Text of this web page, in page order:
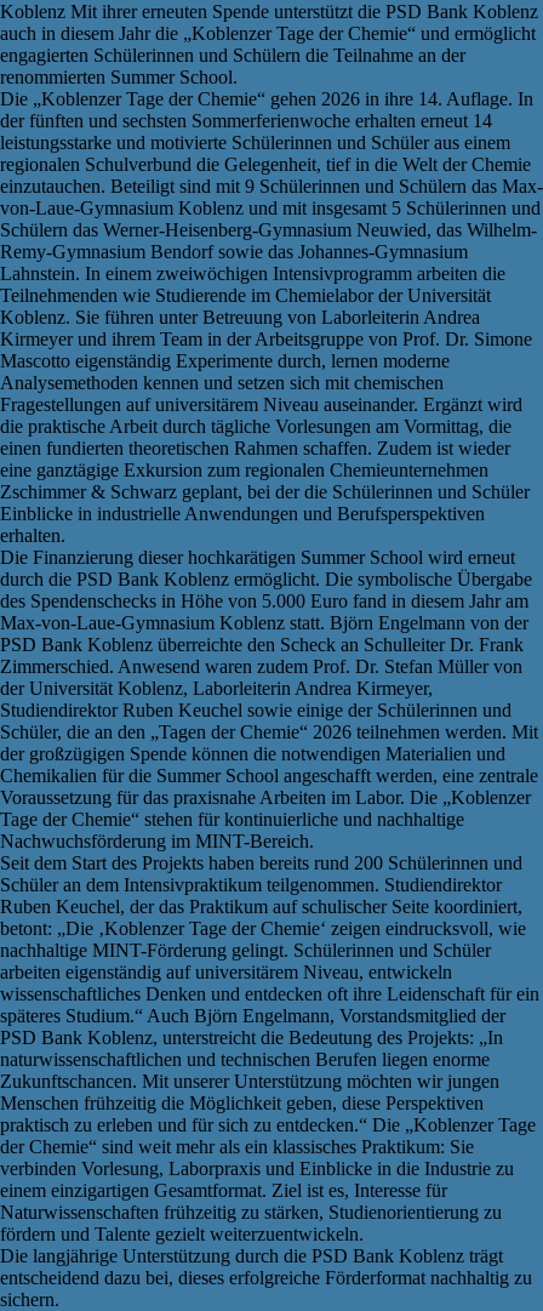
Koblenz Mit ihrer erneuten Spende unterstützt die PSD Bank Koblenz
auch in diesem Jahr die „Koblenzer Tage der Chemie“ und ermöglicht
engagierten Schülerinnen und Schülern die Teilnahme an der
renommierten Summer School.
Die „Koblenzer Tage der Chemie“ gehen 2026 in ihre 14. Auflage. In
der fünften und sechsten Sommerferienwoche erhalten erneut 14
leistungsstarke und motivierte Schülerinnen und Schüler aus einem
regionalen Schulverbund die Gelegenheit, tief in die Welt der Chemie
einzutauchen. Beteiligt sind mit 9 Schülerinnen und Schülern das Max-
von-Laue-Gymnasium Koblenz und mit insgesamt 5 Schülerinnen und
Schülern das Werner-Heisenberg-Gymnasium Neuwied, das Wilhelm-
Remy-Gymnasium Bendorf sowie das Johannes-Gymnasium
Lahnstein. In einem zweiwöchigen Intensivprogramm arbeiten die
Teilnehmenden wie Studierende im Chemielabor der Universität
Koblenz. Sie führen unter Betreuung von Laborleiterin Andrea
Kirmeyer und ihrem Team in der Arbeitsgruppe von Prof. Dr. Simone
Mascotto eigenständig Experimente durch, lernen moderne
Analysemethoden kennen und setzen sich mit chemischen
Fragestellungen auf universitärem Niveau auseinander. Ergänzt wird
die praktische Arbeit durch tägliche Vorlesungen am Vormittag, die
einen fundierten theoretischen Rahmen schaffen. Zudem ist wieder
eine ganztägige Exkursion zum regionalen Chemieunternehmen
Zschimmer & Schwarz geplant, bei der die Schülerinnen und Schüler
Einblicke in industrielle Anwendungen und Berufsperspektiven
erhalten.
Die Finanzierung dieser hochkarätigen Summer School wird erneut
durch die PSD Bank Koblenz ermöglicht. Die symbolische Übergabe
des Spendenschecks in Höhe von 5.000 Euro fand in diesem Jahr am
Max-von-Laue-Gymnasium Koblenz statt. Björn Engelmann von der
PSD Bank Koblenz überreichte den Scheck an Schulleiter Dr. Frank
Zimmerschied. Anwesend waren zudem Prof. Dr. Stefan Müller von
der Universität Koblenz, Laborleiterin Andrea Kirmeyer,
Studiendirektor Ruben Keuchel sowie einige der Schülerinnen und
Schüler, die an den „Tagen der Chemie“ 2026 teilnehmen werden. Mit
der großzügigen Spende können die notwendigen Materialien und
Chemikalien für die Summer School angeschafft werden, eine zentrale
Voraussetzung für das praxisnahe Arbeiten im Labor. Die „Koblenzer
Tage der Chemie“ stehen für kontinuierliche und nachhaltige
Nachwuchsförderung im MINT-Bereich.
Seit dem Start des Projekts haben bereits rund 200 Schülerinnen und
Schüler an dem Intensivpraktikum teilgenommen. Studiendirektor
Ruben Keuchel, der das Praktikum auf schulischer Seite koordiniert,
betont: „Die ‚Koblenzer Tage der Chemie‘ zeigen eindrucksvoll, wie
nachhaltige MINT-Förderung gelingt. Schülerinnen und Schüler
arbeiten eigenständig auf universitärem Niveau, entwickeln
wissenschaftliches Denken und entdecken oft ihre Leidenschaft für ein
späteres Studium.“ Auch Björn Engelmann, Vorstandsmitglied der
PSD Bank Koblenz, unterstreicht die Bedeutung des Projekts: „In
naturwissenschaftlichen und technischen Berufen liegen enorme
Zukunftschancen. Mit unserer Unterstützung möchten wir jungen
Menschen frühzeitig die Möglichkeit geben, diese Perspektiven
praktisch zu erleben und für sich zu entdecken.“ Die „Koblenzer Tage
der Chemie“ sind weit mehr als ein klassisches Praktikum: Sie
verbinden Vorlesung, Laborpraxis und Einblicke in die Industrie zu
einem einzigartigen Gesamtformat. Ziel ist es, Interesse für
Naturwissenschaften frühzeitig zu stärken, Studienorientierung zu
fördern und Talente gezielt weiterzuentwickeln.
Die langjährige Unterstützung durch die PSD Bank Koblenz trägt
entscheidend dazu bei, dieses erfolgreiche Förderformat nachhaltig zu
sichern.